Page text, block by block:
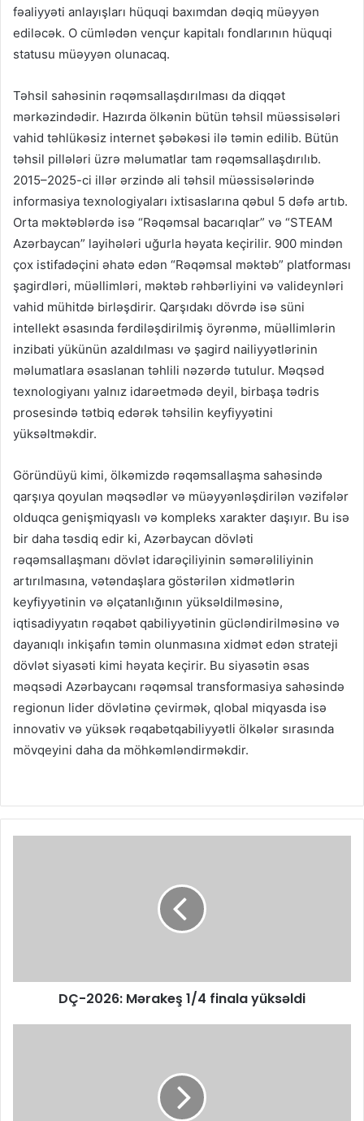
fəaliyyəti anlayışları hüquqi baxımdan dəqiq müəyyən
ediləcək. O cümlədən vençur kapitalı fondlarının hüquqi
statusu müəyyən olunacaq.
Təhsil sahəsinin rəqəmsallaşdırılması da diqqət
mərkəzindədir. Hazırda ölkənin bütün təhsil müəssisələri
vahid təhlükəsiz internet şəbəkəsi ilə təmin edilib. Bütün
təhsil pillələri üzrə məlumatlar tam rəqəmsallaşdırılıb.
2015–2025-ci illər ərzində ali təhsil müəssisələrində
informasiya texnologiyaları ixtisaslarına qəbul 5 dəfə artıb.
Orta məktəblərdə isə “Rəqəmsal bacarıqlar” və “STEAM
Azərbaycan” layihələri uğurla həyata keçirilir. 900 mindən
çox istifadəçini əhatə edən “Rəqəmsal məktəb” platforması
şagirdləri, müəllimləri, məktəb rəhbərliyini və valideynləri
vahid mühitdə birləşdirir. Qarşıdakı dövrdə isə süni
intellekt əsasında fərdiləşdirilmiş öyrənmə, müəllimlərin
inzibati yükünün azaldılması və şagird nailiyyətlərinin
məlumatlara əsaslanan təhlili nəzərdə tutulur. Məqsəd
texnologiyanı yalnız idarəetmədə deyil, birbaşa tədris
prosesində tətbiq edərək təhsilin keyfiyyətini
yüksəltməkdir.
Göründüyü kimi, ölkəmizdə rəqəmsallaşma sahəsində
qarşıya qoyulan məqsədlər və müəyyənləşdirilən vəzifələr
olduqca genişmiqyaslı və kompleks xarakter daşıyır. Bu isə
bir daha təsdiq edir ki, Azərbaycan dövləti
rəqəmsallaşmanı dövlət idarəçiliyinin səmərəliliyinin
artırılmasına, vətəndaşlara göstərilən xidmətlərin
keyfiyyətinin və əlçatanlığının yüksəldilməsinə,
iqtisadiyyatın rəqabət qabiliyyətinin gücləndirilməsinə və
dayanıqlı inkişafın təmin olunmasına xidmət edən strateji
dövlət siyasəti kimi həyata keçirir. Bu siyasətin əsas
məqsədi Azərbaycanı rəqəmsal transformasiya sahəsində
regionun lider dövlətinə çevirmək, qlobal miqyasda isə
innovativ və yüksək rəqabətqabiliyyətli ölkələr sırasında
mövqeyini daha da möhkəmləndirməkdir.
DÇ-2026: Mərakeş 1/4 finala yüksəldi